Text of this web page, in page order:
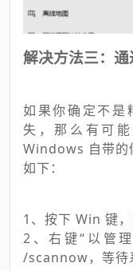
解决方法三：
如果你确定不是
失，那么有可
Windows 自带的
如下：
1、按下 Win 键，
2、右键“以管
/scannow，等待